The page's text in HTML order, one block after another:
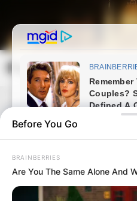
content
Magyarország
Before You Go
BRAINBERRIES
Are You The Same Alone And